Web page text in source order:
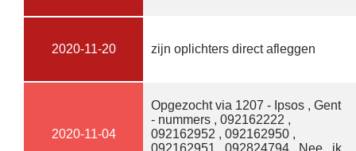
2020-11-20 zijn oplichters direct afleggen
2020-11-04
Opgezocht via 1207 - Ipsos , Gent
- nummers , 092162222 ,
092162952 , 092162950 ,
092162951 , 092824794 , Nee , ik